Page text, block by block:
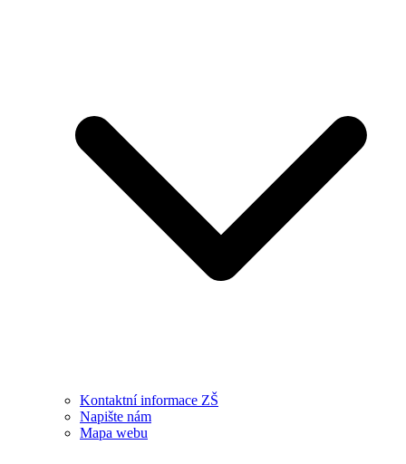
Kontaktní informace ZŠ
Napište nám
Mapa webu